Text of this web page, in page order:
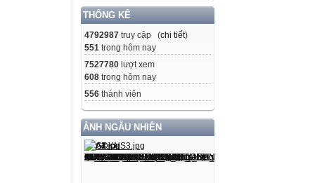
THỐNG KÊ
4792987 truy cập (chi tiết)
551 trong hôm nay
7527780 lượt xem
608 trong hôm nay
556 thành viên
ẢNH NGẪU NHIÊN